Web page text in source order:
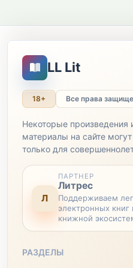
LL Lit
18+ Все права
Некоторые произведения
материалы на сайте
только для
Л
ПАРТНЕР
Литрес
Поддерживаем
электронных книг
книжной
РАЗДЕЛЫ